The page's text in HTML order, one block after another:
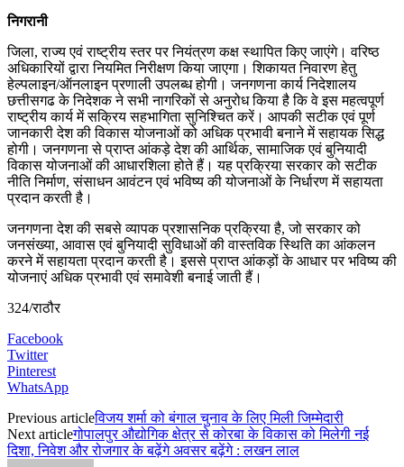
निगरानी
जिला, राज्य एवं राष्ट्रीय स्तर पर नियंत्रण कक्ष स्थापित किए जाएंगे। वरिष्ठ
अधिकारियों द्वारा नियमित निरीक्षण किया जाएगा। शिकायत निवारण हेतु
हेल्पलाइन/ऑनलाइन प्रणाली उपलब्ध होगी। जनगणना कार्य निदेशालय
छत्तीसगढ के निदेशक ने सभी नागरिकों से अनुरोध किया है कि वे इस महत्वपूर्ण
राष्ट्रीय कार्य में सक्रिय सहभागिता सुनिश्चित करें। आपकी सटीक एवं पूर्ण
जानकारी देश की विकास योजनाओं को अधिक प्रभावी बनाने में सहायक सिद्ध
होगी। जनगणना से प्राप्त आंकड़े देश की आर्थिक, सामाजिक एवं बुनियादी
विकास योजनाओं की आधारशिला होते हैं। यह प्रक्रिया सरकार को सटीक
नीति निर्माण, संसाधन आवंटन एवं भविष्य की योजनाओं के निर्धारण में सहायता
प्रदान करती है।
जनगणना देश की सबसे व्यापक प्रशासनिक प्रक्रिया है, जो सरकार को
जनसंख्या, आवास एवं बुनियादी सुविधाओं की वास्तविक स्थिति का आंकलन
करने में सहायता प्रदान करती है। इससे प्राप्त आंकड़ों के आधार पर भविष्य की
योजनाएं अधिक प्रभावी एवं समावेशी बनाई जाती हैं।
324/राठौर
Facebook
Twitter
Pinterest
WhatsApp
Previous articleविजय शर्मा को बंगाल चुनाव के लिए मिली जिम्मेदारी
Next articleगोपालपुर औद्योगिक क्षेत्र से कोरबा के विकास को मिलेगी नई
दिशा, निवेश और रोजगार के बढ़ेंगे अवसर बढ़ेंगे : लखन लाल